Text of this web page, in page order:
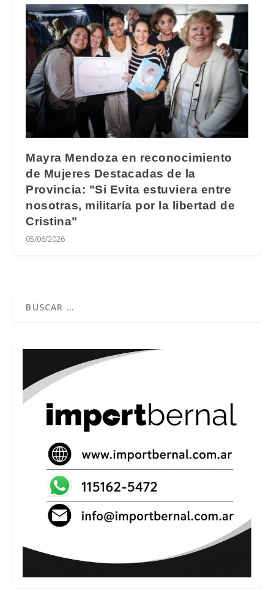
Mayra Mendoza en reconocimiento
de Mujeres Destacadas de la
Provincia: "Si Evita estuviera entre
nosotras, militaría por la libertad de
Cristina"
05/06/2026